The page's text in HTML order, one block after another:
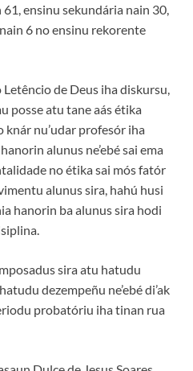
ensinu sekundária nain 30,
6 no ensinu rekorente
de Deus iha diskursu,
posse atu tane aás étika
knár nu’udar profesór iha
alunus ne’ebé sai ema
no étika sai mós fatór
alunus sira, hahú husi
hanorin ba alunus sira hodi
sira atu hatudu
dezempeñu ne’ebé di’ak
probatóriu iha tinan rua